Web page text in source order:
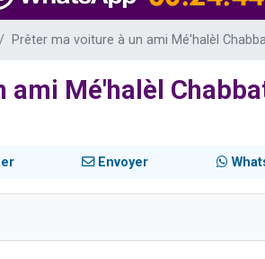
Prêter ma voiture à un ami Mé'halèl
ami Mé'halèl
Envoyer